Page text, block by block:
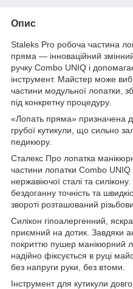
Опис
Staleks Pro робоча частина
пряма — інноваційний
ручку Combo UNIQ і
інструмент. Майстер може
частини модульної лопатки,
під конкретну процедуру.
«Лопать пряма» призначена
грубої кутикули, що сильно
педикюру.
Сталекс Про лопатка
частини лопатки Combo UNIQ
нержавіючої сталі та
бездоганну точність та
звороті розташований
Силікон гіпоалергенний,
приємний на дотик. Завдяки
покриттю пушер манікюрний
надійно фіксується в руці
без напруги руки, без втоми.
Інструмент для кутикули